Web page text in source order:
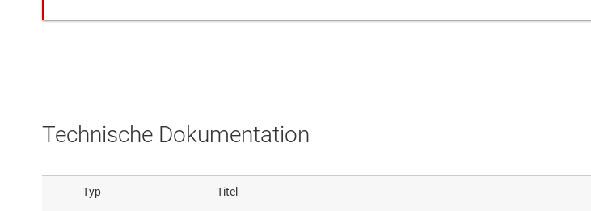
Technische Dokumentation